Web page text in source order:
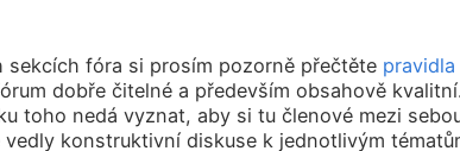
fóra si prosím pozorně přečtěte
dobře čitelné a především obsahově
toho nedá vyznat, aby si tu členové mezi
konstruktivní diskuse k jednotlivým